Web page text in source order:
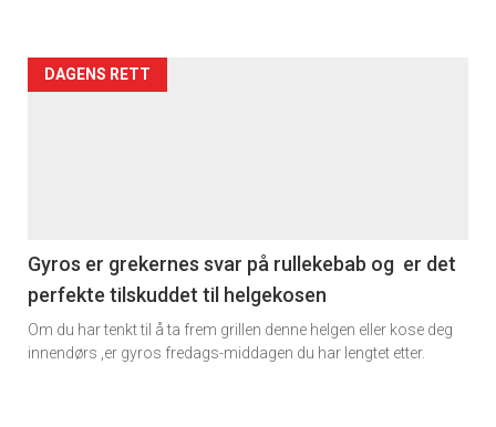
Forsiden
6
DAGENS RETT
Gyros er grekernes svar på rullekebab og er det
perfekte tilskuddet til helgekosen
Om du har tenkt til å ta frem grillen denne helgen eller kose deg
innendørs ,er gyros fredags-middagen du har lengtet etter.